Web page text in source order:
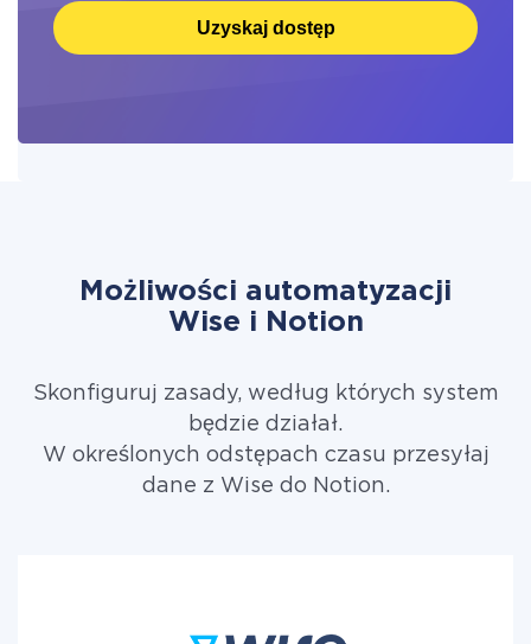
Uzyskaj dostęp
Możliwości automatyzacji
Wise i Notion
Skonfiguruj zasady, według których system
będzie działał.
W określonych odstępach czasu przesyłaj
dane z Wise do Notion.